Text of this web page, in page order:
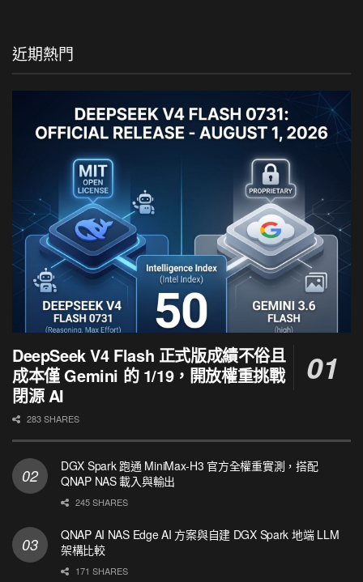
近期熱門
DeepSeek V4 Flash 正式版成績不俗且
成本僅 Gemini 的 1/19，開放權重挑戰
閉源 AI
283 SHARES
DGX Spark 跑通 MiniMax-H3 官方全權重實測，搭配
QNAP NAS 載入與輸出
245 SHARES
QNAP AI NAS Edge AI 方案與自建 DGX Spark 地端 LLM
架構比較
171 SHARES